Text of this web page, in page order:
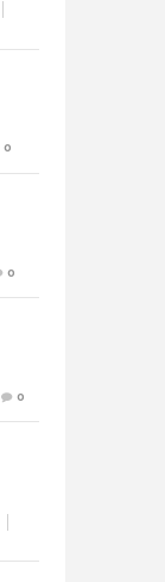
0
0
0